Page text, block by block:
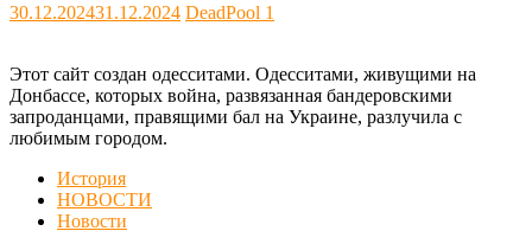
30.12.202431.12.2024 DeadPool 1
Этот сайт создан одесситами. Одесситами, живущими на
Донбассе, которых война, развязанная бандеровскими
запроданцами, правящими бал на Украине, разлучила с
любимым городом.
История
НОВОСТИ
Новости